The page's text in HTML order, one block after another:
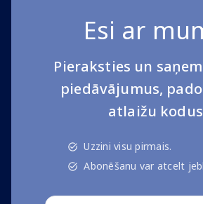
Esi ar
Pieraksties un
piedāvājumus,
atlaižu
Uzzini visu pirmais.
Abonēšanu var atcelt